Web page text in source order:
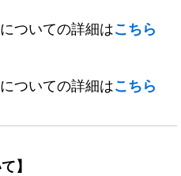
ついての詳細はこちら
ついての詳細はこちら
】